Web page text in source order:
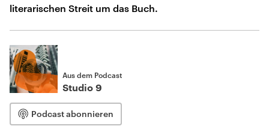
literarischen Streit um das Buch.
Aus dem Podcast
Studio 9
Podcast abonnieren